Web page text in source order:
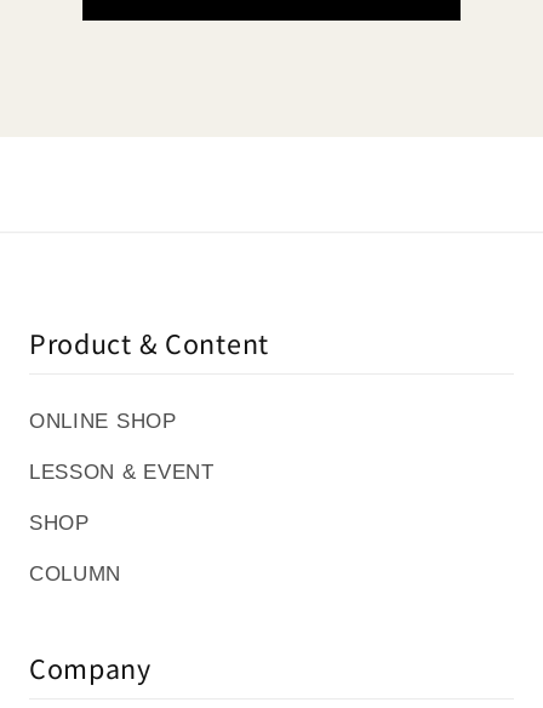
Product & Content
ONLINE SHOP
LESSON & EVENT
SHOP
COLUMN
Company